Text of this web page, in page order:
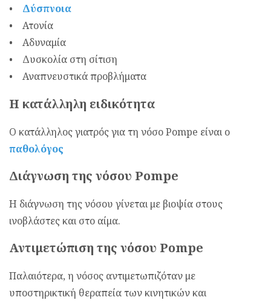
• Δύσπνοια
• Ατονία
• Αδυναμία
• Δυσκολία στη σίτιση
• Αναπνευστικά προβλήματα
Η κατάλληλη ειδικότητα
Ο κατάλληλος γιατρός για τη νόσο Pompe είναι ο
παθολόγος
Διάγνωση της νόσου Pompe
Η διάγνωση της νόσου γίνεται με βιοψία στους
ινοβλάστες και στο αίμα.
Αντιμετώπιση της νόσου Pompe
Παλαιότερα, η νόσος αντιμετωπιζόταν με
υποστηρικτική θεραπεία των κινητικών και